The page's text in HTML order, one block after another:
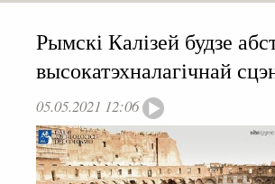
Рымскі Калізей будзе
высокатэхналагічнай
05.05.2021 12:06